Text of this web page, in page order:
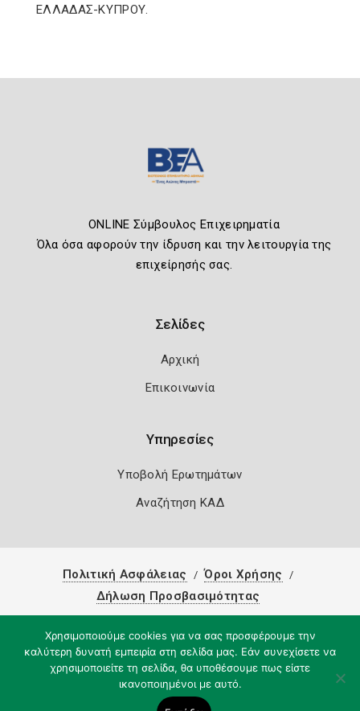
ΕΛΛΑΔΑΣ-ΚΥΠΡΟΥ.
ONLINE Σύμβουλος Επιχειρηματία
Όλα όσα αφορούν την ίδρυση και την λειτουργία της
επιχείρησής σας.
Σελίδες
Αρχική
Επικοινωνία
Υπηρεσίες
Υποβολή Ερωτημάτων
Αναζήτηση ΚΑΔ
Πολιτική Ασφάλειας
Όροι Χρήσης
Δήλωση Προσβασιμότητας
Χρησιμοποιούμε cookies για να σας προσφέρουμε την
καλύτερη δυνατή εμπειρία στη σελίδα μας. Εάν συνεχίσετε να
χρησιμοποιείτε τη σελίδα, θα υποθέσουμε πως είστε
ικανοποιημένοι με αυτό.